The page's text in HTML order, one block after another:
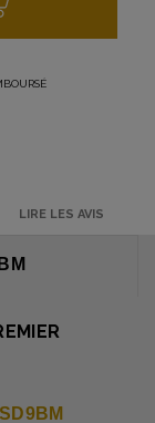
LIRE LES AVIS